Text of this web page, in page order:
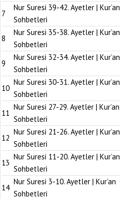
7
Nur Suresi 39-42. Ayetler | Kur’an
Sohbetleri
8
Nur Suresi 35-38. Ayetler | Kur’an
Sohbetleri
9
Nur Suresi 32-34. Ayetler | Kur’an
Sohbetleri
10
Nur Suresi 30-31. Ayetler | Kur’an
Sohbetleri
11
Nur Suresi 27-29. Ayetler | Kur’an
Sohbetleri
12
Nur Suresi 21-26. Ayetler | Kur’an
Sohbetleri
13
Nur Suresi 11-20. Ayetler | Kur’an
Sohbetleri
14
Nur Suresi 3-10. Ayetler | Kur’an
Sohbetleri